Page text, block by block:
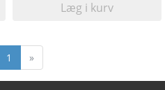
Læg i kurv
1 »